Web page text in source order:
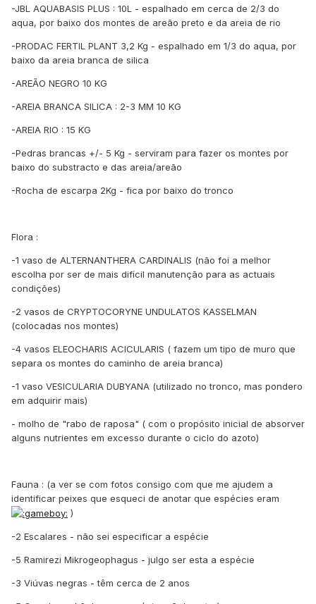
-JBL AQUABASIS PLUS : 10L - espalhado em cerca de 2/3 do
aqua, por baixo dos montes de areão preto e da areia de rio
-PRODAC FERTIL PLANT 3,2 Kg - espalhado em 1/3 do aqua, por
baixo da areia branca de silica
-AREÃO NEGRO 10 KG
-AREIA BRANCA SILICA : 2-3 MM 10 KG
-AREIA RIO : 15 KG
-Pedras brancas +/- 5 Kg - serviram para fazer os montes por
baixo do substracto e das areia/areão
-Rocha de escarpa 2Kg - fica por baixo do tronco
Flora :
-1 vaso de ALTERNANTHERA CARDINALIS (não foi a melhor
escolha por ser de mais difícil manutenção para as actuais
condições)
-2 vasos de CRYPTOCORYNE UNDULATOS KASSELMAN
(colocadas nos montes)
-4 vasos ELEOCHARIS ACICULARIS ( fazem um tipo de muro que
separa os montes do caminho de areia branca)
-1 vaso VESICULARIA DUBYANA (utilizado no tronco, mas pondero
em adquirir mais)
- molho de "rabo de raposa" ( com o propósito inicial de absorver
alguns nutrientes em excesso durante o ciclo do azoto)
Fauna : (a ver se com fotos consigo com que me ajudem a
identificar peixes que esqueci de anotar que espécies eram
)
-2 Escalares - não sei especificar a espécie
-5 Ramirezi Mikrogeophagus - julgo ser esta a espécie
-3 Viúvas negras - têm cerca de 2 anos